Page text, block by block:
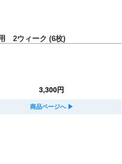
2ウィーク (6枚)
3,300円
商品ページへ ▶︎